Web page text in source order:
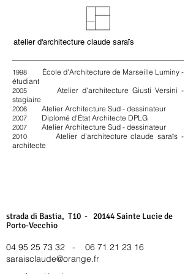
atelier d'architecture claude saraïs
1998 École d'Architecture de Marseille Luminy -
étudiant
2005 Atelier d'architecture Giusti Versini -
stagiaire
2006 Atelier Architecture Sud - dessinateur
2007 Diplomé d'État Architecte DPLG
2007 Atelier Architecture Sud - dessinateur
2010
Atelier d'architecture claude saraïs -
architecte
strada di Bastia, T10 - 20144 Sainte Lucie de
Porto-Vecchio
04 95 25 73 32 - 06 71 21 23 16
saraisclaude@orange.fr